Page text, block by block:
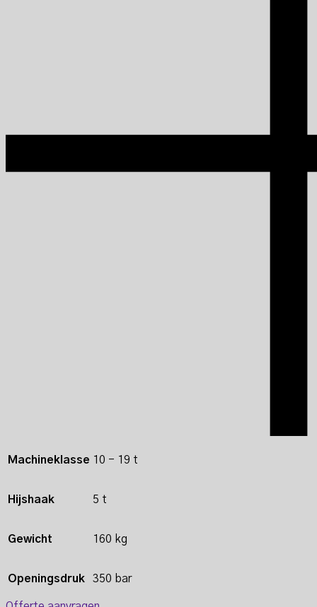
Machineklasse 10 - 19 t
Hijshaak 5 t
Gewicht 160 kg
Openingsdruk 350 bar